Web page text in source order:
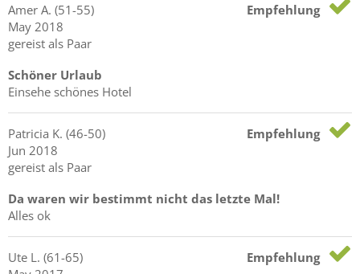
Amer A. (51-55)
May 2018
gereist als Paar
Empfehlung
Schöner Urlaub
Einsehe schönes Hotel
Patricia K. (46-50)
Jun 2018
gereist als Paar
Empfehlung
Da waren wir bestimmt nicht das letzte Mal!
Alles ok
Ute L. (61-65)
Empfehlung